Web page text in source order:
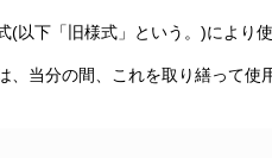
(以下「旧様式」という。)により
当分の間、これを取り繕って使